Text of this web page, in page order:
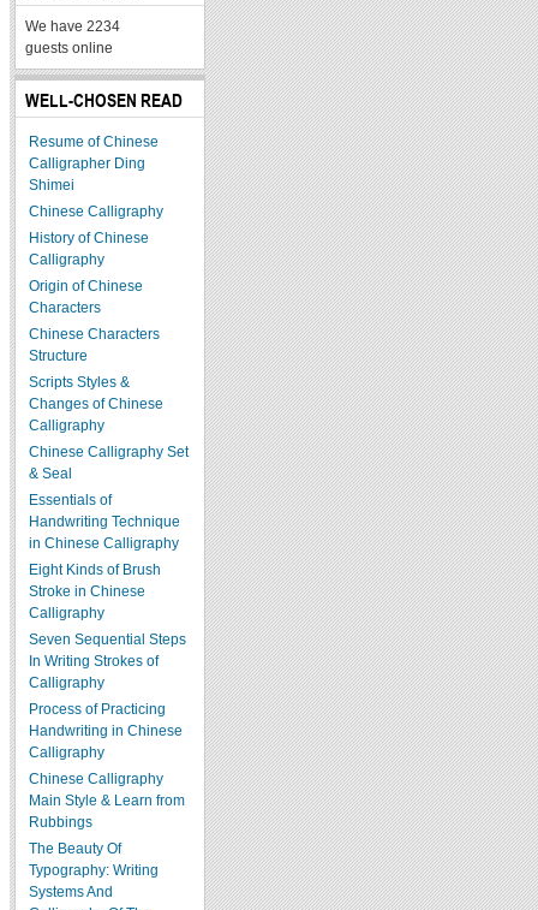
We have 2234
guests online
WELL-CHOSEN READ
Resume of Chinese
Calligrapher Ding
Shimei
Chinese Calligraphy
History of Chinese
Calligraphy
Origin of Chinese
Characters
Chinese Characters
Structure
Scripts Styles &
Changes of Chinese
Calligraphy
Chinese Calligraphy Set
& Seal
Essentials of
Handwriting Technique
in Chinese Calligraphy
Eight Kinds of Brush
Stroke in Chinese
Calligraphy
Seven Sequential Steps
In Writing Strokes of
Calligraphy
Process of Practicing
Handwriting in Chinese
Calligraphy
Chinese Calligraphy
Main Style & Learn from
Rubbings
The Beauty Of
Typography: Writing
Systems And